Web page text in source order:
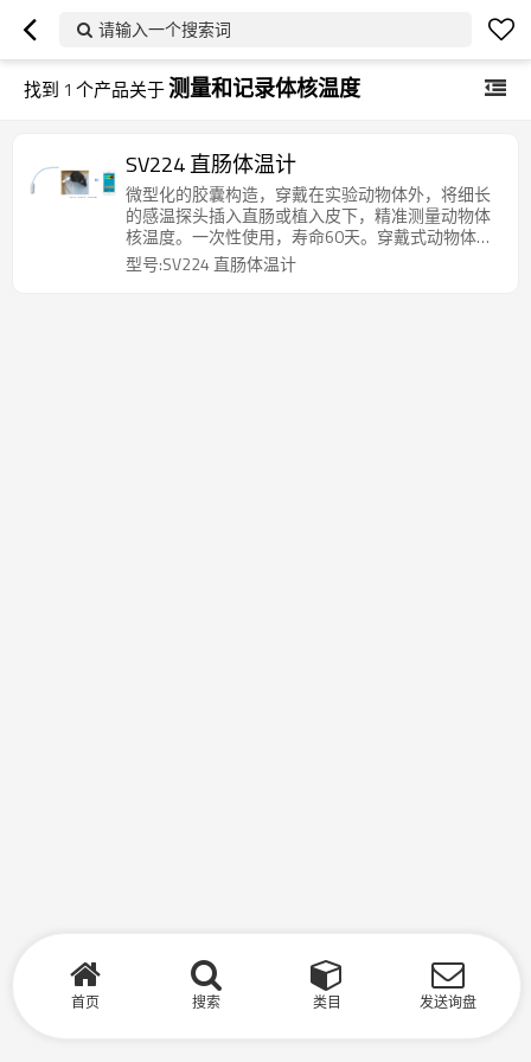
请输入一个搜索词
找到 1 个产品关于测量和记录体核温度
SV224 直肠体温计
微型化的胶囊构造，穿戴在实验动物体外，将细长
的感温探头插入直肠或植入皮下，精准测量动物体
核温度。一次性使用，寿命60天。穿戴式动物体温
表微型化，大小与片状药物胶囊相同，重量1.2g、
密封防水。柔性的可弯曲的感温探头，插入动物的
型号:SV224 直肠体温计
首页 搜索 类目 发送询盘